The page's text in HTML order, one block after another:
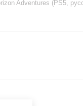
Adventures (PS5,